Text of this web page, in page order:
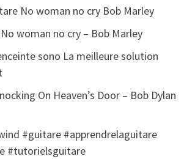
No woman no cry Bob Marley
woman no cry – Bob Marley
sono La meilleure solution
On Heaven’s Door – Bob Dylan
#guitare #apprendrelaguitare
#tutorielsguitare